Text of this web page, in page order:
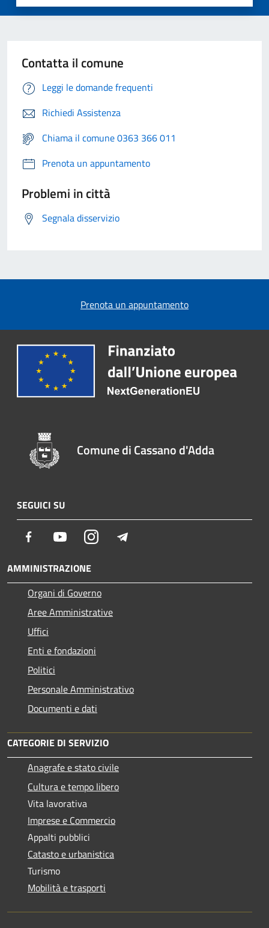
Contatta il comune
Leggi le domande frequenti
Richiedi Assistenza
Chiama il comune 0363 366 011
Prenota un appuntamento
Problemi in città
Segnala disservizio
Prenota un appuntamento
Comune di Cassano d'Adda
SEGUICI SU
Facebook YoutubeInstagram
AMMINISTRAZIONE
Organi di Governo
Aree Amministrative
Uffici
Enti e fondazioni
Politici
Personale Amministrativo
Documenti e dati
CATEGORIE DI SERVIZIO
Anagrafe e stato civile
Cultura e tempo libero
Vita lavorativa
Imprese e Commercio
Appalti pubblici
Catasto e urbanistica
Turismo
Mobilità e trasporti